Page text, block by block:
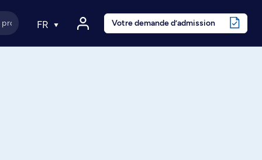
FR Votre demande d’admission